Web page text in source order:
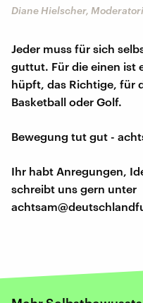
Diane Hielscher,
Jeder muss für sich
guttut. Für die einen ist
hüpft, das Richtige, für
Basketball oder Golf.
Bewegung tut gut -
Ihr habt Anregungen,
schreibt uns gern unter